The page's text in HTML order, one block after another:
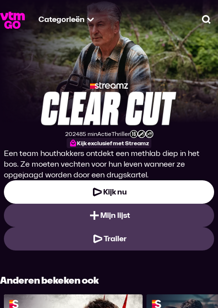
Categorieën
Clear Cut
Productiejaar
2024
Tijdsduur
85 min
Genre
Actie
Genre
Thriller
Leeftijdsclassificatie
Kijk exclusief met Streamz
Een team houthakkers ontdekt een methlab diep in het
bos. Ze moeten vechten voor hun leven wanneer ze
opgejaagd worden door een drugskartel.
Kijk nu
Mijn lijst
Trailer
Anderen bekeken ook